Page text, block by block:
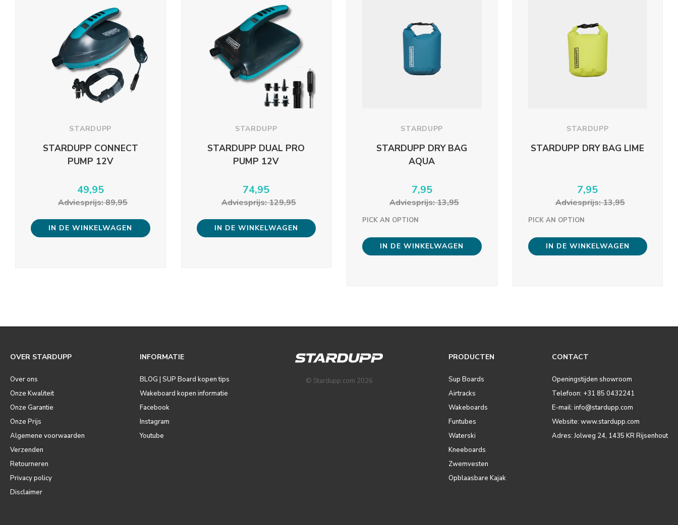
STARDUPP
STARDUPP CONNECT
PUMP 12V
49,95
Adviesprijs: 89,95
IN DE WINKELWAGEN
STARDUPP
STARDUPP DUAL PRO
PUMP 12V
74,95
Adviesprijs: 129,95
IN DE WINKELWAGEN
STARDUPP
STARDUPP DRY BAG
AQUA
7,95
Adviesprijs: 13,95
PICK AN OPTION
IN DE WINKELWAGEN
STARDUPP
STARDUPP DRY BAG LIME
7,95
Adviesprijs: 13,95
PICK AN OPTION
IN DE WINKELWAGEN
OVER STARDUPP
Over ons
Onze Kwaliteit
Onze Garantie
Onze Prijs
Algemene voorwaarden
Verzenden
Retourneren
Privacy policy
Disclaimer
INFORMATIE
BLOG | SUP Board kopen tips
Wakeboard kopen informatie
Facebook
Instagram
Youtube
© Stardupp.com 2026
PRODUCTEN
Sup Boards
Airtracks
Wakeboards
Funtubes
Waterski
Kneeboards
Zwemvesten
Opblaasbare Kajak
CONTACT
Openingstijden showroom
Telefoon: +31 85 0432241
E-mail:info@stardupp.com
Website: www.stardupp.com
Adres: Jolweg 24, 1435 KR Rijsenhout